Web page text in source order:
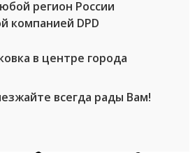
регион России
компанией DPD
в центре города
всегда рады Вам!